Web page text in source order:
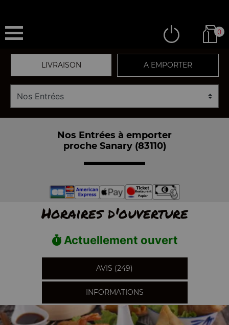
0
LIVRAISON A EMPORTER
Nos Entrées à emporter
proche Sanary (83110)
Horaires d'ouverture
Actuellement ouvert
AVIS (249)
INFORMATIONS